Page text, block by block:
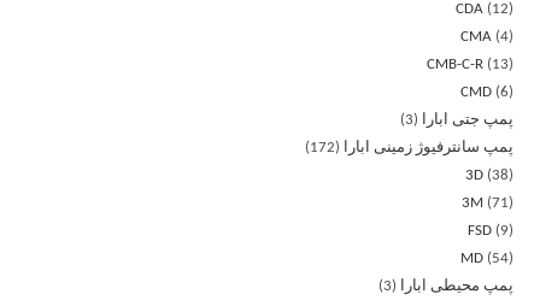
CDA
12
CMA 4
CMB-C-R
13
CMD 6
پمپ جتی ابارا
3
پمپ سانترفیوژ زمینی ابارا
172
3D 38
3M
71
FSD
9
MD
54
پمپ محیطی ابارا
3